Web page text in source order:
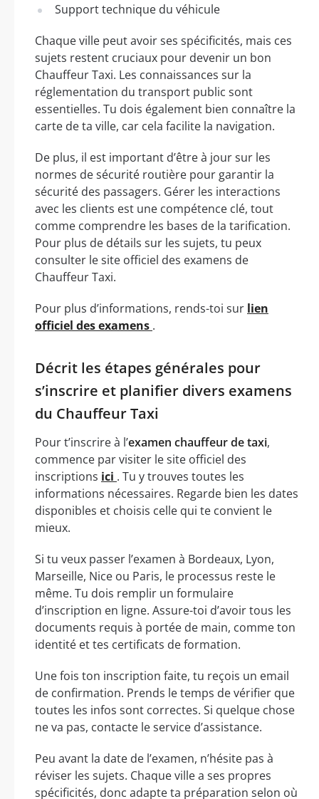
Support technique du véhicule
Chaque ville peut avoir ses spécificités, mais ces
sujets restent cruciaux pour devenir un bon
Chauffeur Taxi. Les connaissances sur la
réglementation du transport public sont
essentielles. Tu dois également bien connaître la
carte de ta ville, car cela facilite la navigation.
De plus, il est important d’être à jour sur les
normes de sécurité routière pour garantir la
sécurité des passagers. Gérer les interactions
avec les clients est une compétence clé, tout
comme comprendre les bases de la tarification.
Pour plus de détails sur les sujets, tu peux
consulter le site officiel des examens de
Chauffeur Taxi.
Pour plus d’informations, rends-toi sur lien
officiel des examens .
Décrit les étapes générales pour
s’inscrire et planifier divers examens
du Chauffeur Taxi
Pour t’inscrire à l’examen chauffeur de taxi,
commence par visiter le site officiel des
inscriptions ici . Tu y trouves toutes les
informations nécessaires. Regarde bien les dates
disponibles et choisis celle qui te convient le
mieux.
Si tu veux passer l’examen à Bordeaux, Lyon,
Marseille, Nice ou Paris, le processus reste le
même. Tu dois remplir un formulaire
d’inscription en ligne. Assure-toi d’avoir tous les
documents requis à portée de main, comme ton
identité et tes certificats de formation.
Une fois ton inscription faite, tu reçois un email
de confirmation. Prends le temps de vérifier que
toutes les infos sont correctes. Si quelque chose
ne va pas, contacte le service d’assistance.
Peu avant la date de l’examen, n’hésite pas à
réviser les sujets. Chaque ville a ses propres
spécificités, donc adapte ta préparation selon où